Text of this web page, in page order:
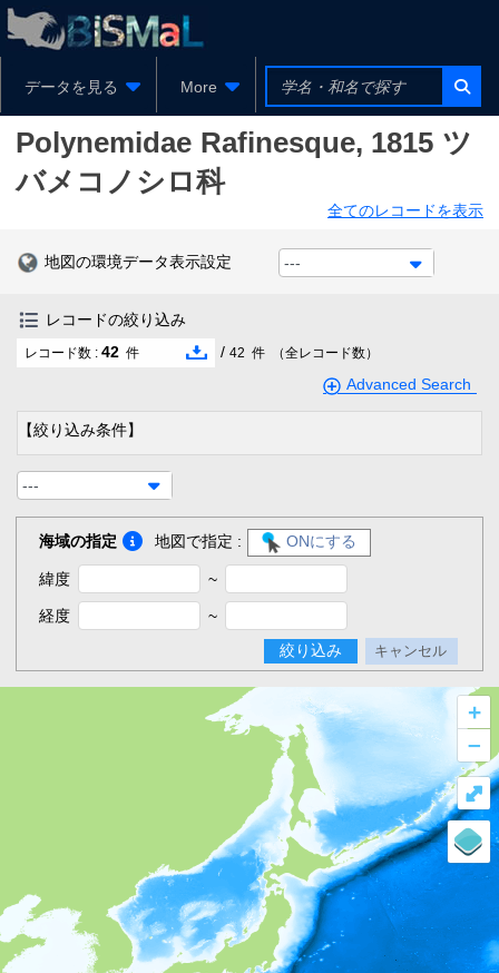
データを見る More
Polynemidae Rafinesque, 1815 ツ
バメコノシロ科
全てのレコードを表示
地図の環境データ表示設定 ---
レコードの絞り込み
レコード数 : 42 件 / 42 件 （全レコード数）
Advanced Search
【絞り込み条件】
---
海域の指定 地図で指定 : ONにする
緯度 ~
経度
~
絞り込み
キャンセル
+
–
⤢